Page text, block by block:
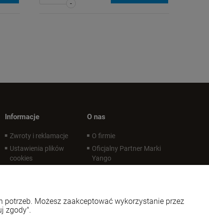
-
Informacje
Zwroty i reklamacje
Ustawienia plików
cookies
Regulaminy - certyfikat
O nas
O firmie
Oficjalny Partner Marki
Yango
Możesz zaakceptować wykorzystanie przez
zgody".